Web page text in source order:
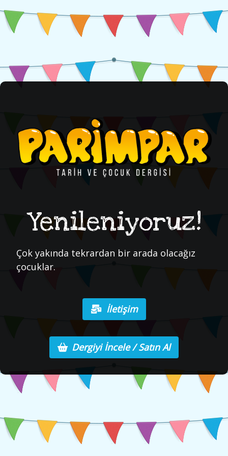
Yenileniyoruz!
Çok yakında tekrardan bir arada olacağız
çocuklar.
İletişim
Dergiyi İncele / Satın Al